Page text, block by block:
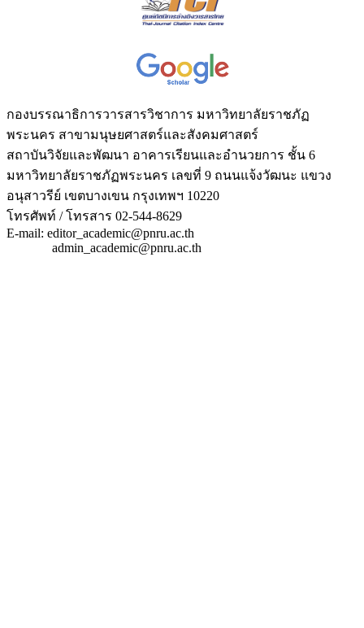
กองบรรณาธิการวารสารวิชาการ มหาวิทยาลัยราชภัฏ
พระนคร สาขามนุษยศาสตร์และสังคมศาสตร์
สถาบันวิจัยและพัฒนา อาคารเรียนและอำนวยการ ชั้น 6
มหาวิทยาลัยราชภัฏพระนคร เลขที่ 9 ถนนแจ้งวัฒนะ แขวง
อนุสาวรีย์ เขตบางเขน กรุงเทพฯ 10220
โทรศัพท์ / โทรสาร 02-544-8629
E-mail: editor_academic@pnru.ac.th
admin_academic@pnru.ac.th